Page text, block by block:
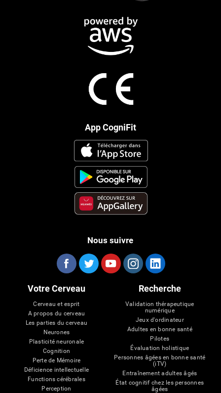
App CogniFit
Nous suivre
Votre Cerveau
Cerveau et esprit
A propos du cerveau
Les parties du cerveau
Neurones
Plasticité neuronale
Cognition
Perte de Mémoire
Déficience intellectuelle
Functions cérébrales
Perception
Recherche
Validation thérapeutique
numérique
Jeux d'ordinateur
Adultes en bonne santé
Pilotes
Évaluation holistique
Personnes âgées en bonne santé
(iTV)
Entraînement adultes âgés
État cognitif chez les personnes
âgées